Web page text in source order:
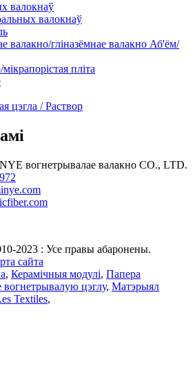
валокнаў
валокнаў
валакно/гліназёмнае валакно Аб'ём/
пліта
цэгла / Раствор
вогнетрывалае валакно CO., LTD.
2023 : Усе правы абаронены.
сайта
, Керамічныя модулі, Папера
вогнетрывалую цэглу, Матэрыял
Textiles,